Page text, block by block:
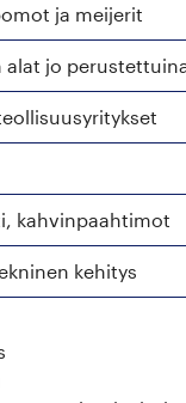
ja meijerit
alat jo
kahvinpaahtimot
kehitys